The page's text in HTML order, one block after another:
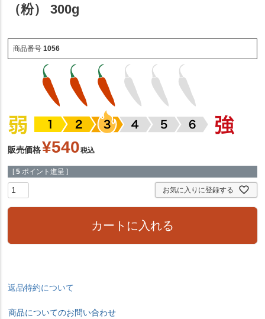
（粉） 300g
商品番号 1056
販売価格¥540税込
[ 5 ポイント進呈 ]
お気に入りに登録する
カートに入れる
返品特約について
商品についてのお問い合わせ